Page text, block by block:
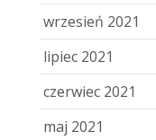
wrzesień 2021
lipiec 2021
czerwiec 2021
maj 2021